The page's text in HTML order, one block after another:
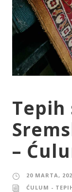
Tepih
–
20 MARTA,
ĆULUM -